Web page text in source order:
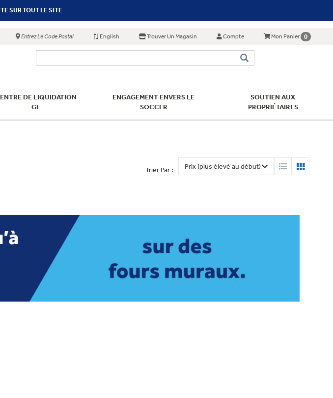
SUR TOUT LE SITE
Entrez Le Code Postal English Trouver Un Magasin Compte Mon Panier 0
DE LIQUIDATION
GE
ENGAGEMENT ENVERS LE
SOCCER
SOUTIEN AUX
PROPRIÉTAIRES
Trier Par :